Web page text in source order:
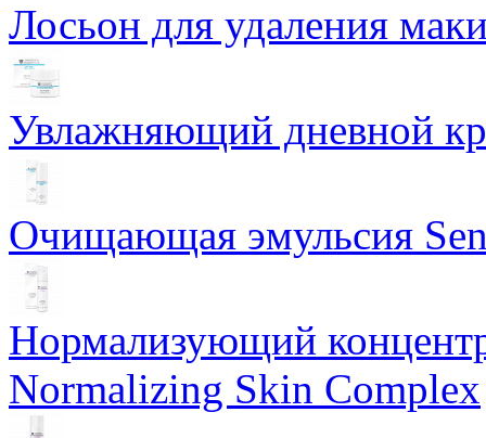
Лосьон для удаления
Увлажняющий дневной
Очищающая эмульсия
Нормализующий
Normalizing Skin Complex